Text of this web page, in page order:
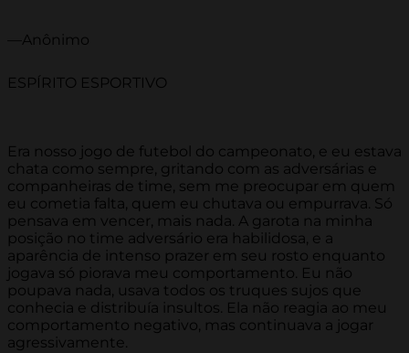
—Anônimo
ESPÍRITO ESPORTIVO
Era nosso jogo de futebol do campeonato, e eu estava
chata como sempre, gritando com as adversárias e
companheiras de time, sem me preocupar em quem
eu cometia falta, quem eu chutava ou empurrava. Só
pensava em vencer, mais nada. A garota na minha
posição no time adversário era habilidosa, e a
aparência de intenso prazer em seu rosto enquanto
jogava só piorava meu comportamento. Eu não
poupava nada, usava todos os truques sujos que
conhecia e distribuía insultos. Ela não reagia ao meu
comportamento negativo, mas continuava a jogar
agressivamente.